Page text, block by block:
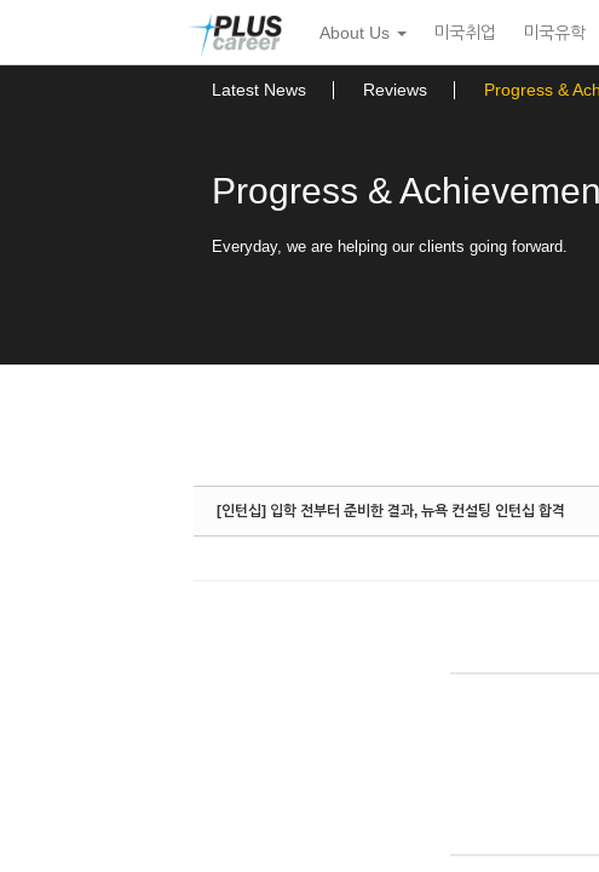
뉴
토
About Us 미국취업 미국유학
Latest News Reviews Progress &
Progress &
Everyday, we are helping our clients going forward.
[인턴십] 입학 전부터 준비한 결과, 뉴욕 컨설팅 인턴십 합격